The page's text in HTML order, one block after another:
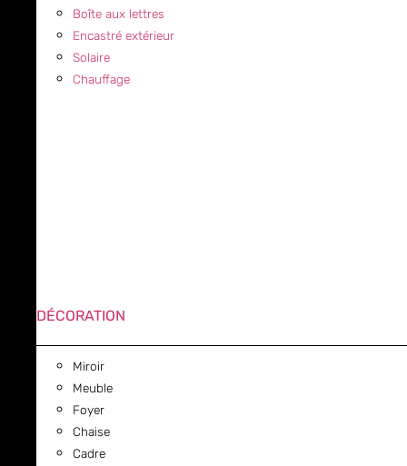
Boîte aux lettres
Encastré extérieur
Solaire
Chauffage
DÉCORATION
Miroir
Meuble
Foyer
Chaise
Cadre